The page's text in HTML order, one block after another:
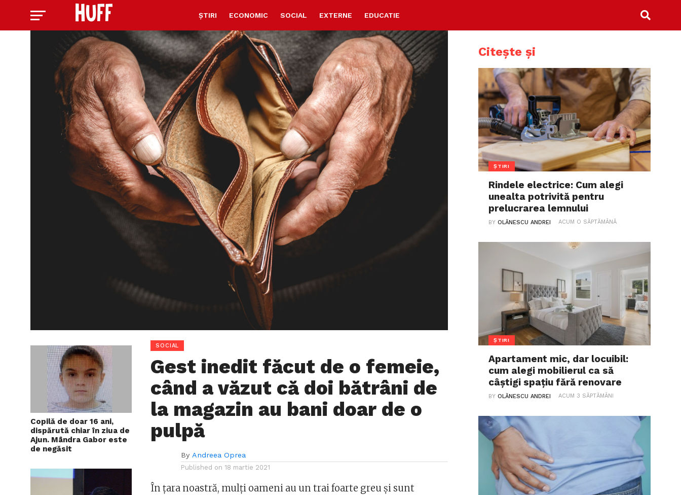
ȘTIRI ECONOMIC SOCIAL EXTERNE EDUCATIE
Copilă de doar 16 ani,
dispărută chiar în ziua de
Ajun. Mândra Gabor este
de negăsit
SOCIAL
Gest inedit făcut de o femeie,
când a văzut că doi bătrâni de
la magazin au bani doar de o
pulpă
By Andreea Oprea
Published on 18 martie 2021
În țara noastră, mulți oameni au un trai foarte greu și sunt
Citește și
ȘTIRI
Rindele electrice: Cum alegi
unealta potrivită pentru
prelucrarea lemnului
BYOLĂNESCU ANDREI ACUM O SĂPTĂMÂNĂ
ȘTIRI
Apartament mic, dar locuibil:
cum alegi mobilierul ca să
câștigi spațiu fără renovare
BYOLĂNESCU ANDREI ACUM 3 SĂPTĂMÂNI